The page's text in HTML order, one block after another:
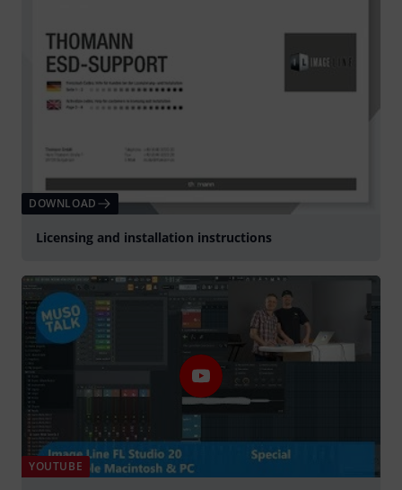
DOWNLOAD
Licensing and installation instructions
YOUTUBE